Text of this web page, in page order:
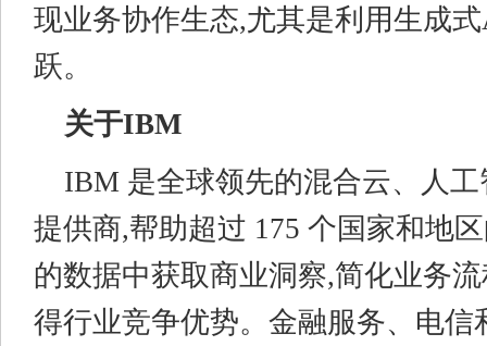
现业务协作生态,尤其是利用生成
跃。
关于IBM
IBM 是全球领先的混合云、人
提供商,帮助超过 175 个国家和地
的数据中获取商业洞察,简化业务
得行业竞争优势。金融服务、电信